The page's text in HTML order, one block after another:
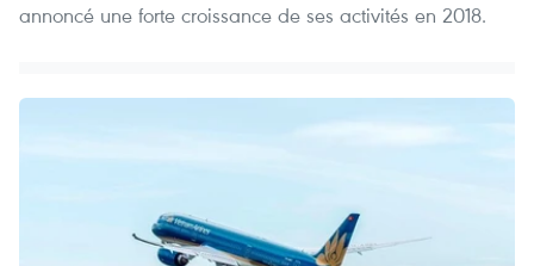
annoncé une forte croissance de ses activités en 2018.